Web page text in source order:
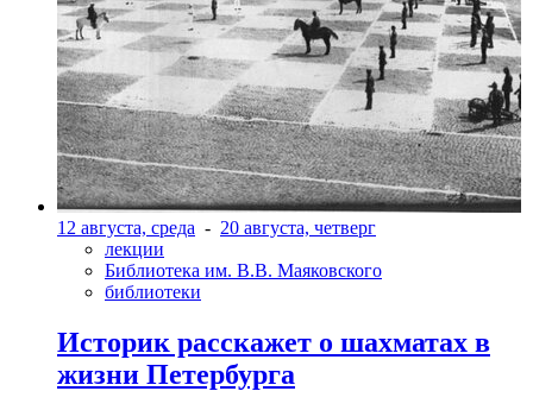
12 августа, среда - 20 августа, четверг
лекции
Библиотека им. В.В. Маяковского
библиотеки
Историк расскажет о шахматах в
жизни Петербурга